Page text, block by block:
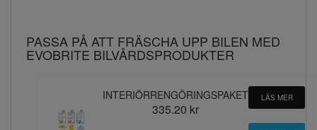
PASSA PÅ ATT FRÄSCHA UPP BILEN MED
EVOBRITE BILVÅRDSPRODUKTER
INTERIÖRRENGÖRINGSPAKET
335.20 kr
LÄS MER